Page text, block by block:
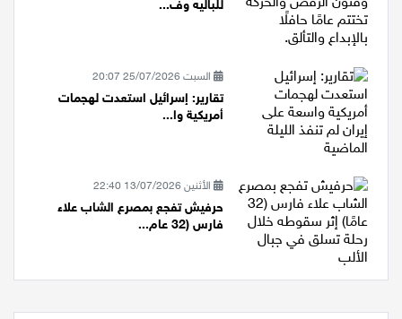
للباليه وف...
السبت 25/07/2026 20:07
تقارير: إسرائيل استعدت لهجمات
أمريكية وا...
الأثنين 13/07/2026 22:40
حرفيش تفجع بمصرع الشاب علاء
فارس (32 عام...